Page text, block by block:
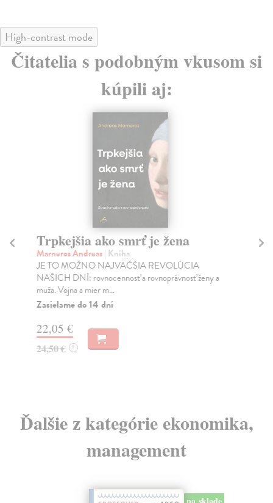
High-contrast mode
Čitatelia s podobným vkusom si
kúpili aj:
Trpkejšia ako smrť je žena
Marneros Andreas| Kniha
JE TO MOŽNO NAJVÄČŠIA REVOLÚCIA
NAŠICH DNÍ: rovnocennosť a rovnoprávnosť ženy a
muža. Vojna a mier m...
Zasielame do 14 dní
22,05 €
24,50 € ?
Ďalšie z kategórie ekonomika,
management